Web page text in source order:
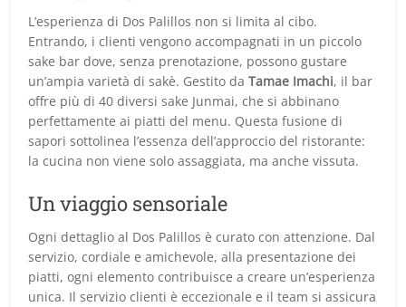
L’esperienza di Dos Palillos non si limita al cibo.
Entrando, i clienti vengono accompagnati in un piccolo
sake bar dove, senza prenotazione, possono gustare
un’ampia varietà di sakè. Gestito daTamae Imachi, il bar
offre più di 40 diversi sake Junmai, che si abbinano
perfettamente ai piatti del menu. Questa fusione di
sapori sottolinea l’essenza dell’approccio del ristorante:
la cucina non viene solo assaggiata, ma anche vissuta.
Un viaggio sensoriale
Ogni dettaglio al Dos Palillos è curato con attenzione. Dal
servizio, cordiale e amichevole, alla presentazione dei
piatti, ogni elemento contribuisce a creare un’esperienza
unica. Il servizio clienti è eccezionale e il team si assicura